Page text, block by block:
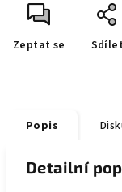
Zeptat se
Popis
Detailní